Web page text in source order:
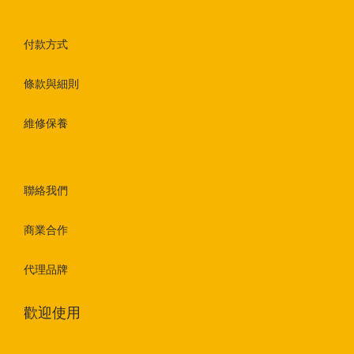
付款方式
條款與細則
維修保養
聯絡我們
商業合作
代理品牌
歡迎使用